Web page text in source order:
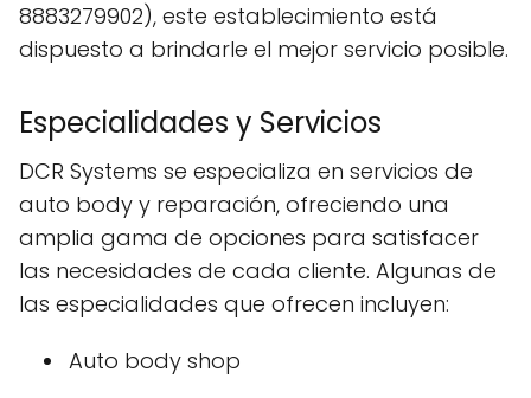
8883279902), este establecimiento está
dispuesto a brindarle el mejor servicio posible.
Especialidades y Servicios
DCR Systems se especializa en servicios de
auto body y reparación, ofreciendo una
amplia gama de opciones para satisfacer
las necesidades de cada cliente. Algunas de
las especialidades que ofrecen incluyen:
Auto body shop